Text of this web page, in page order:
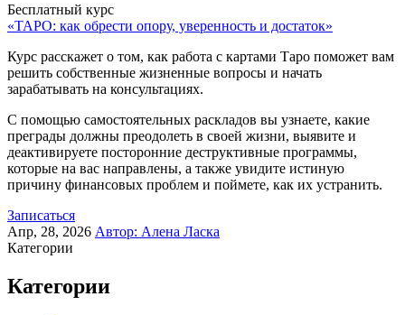
Бесплатный курс
«ТАРО: как обрести опору, уверенность и достаток»
Курс расскажет о том, как работа с картами Таро поможет вам
решить собственные жизненные вопросы и начать
зарабатывать на консультациях.
С помощью самостоятельных раскладов вы узнаете, какие
преграды должны преодолеть в своей жизни, выявите и
деактивируете посторонние деструктивные программы,
которые на вас направлены, а также увидите истиную
причину финансовых проблем и поймете, как их устранить.
Записаться
Апр, 28, 2026 Автор: Алена Ласка
Категории
Категории